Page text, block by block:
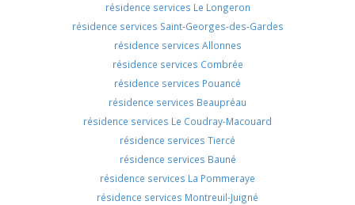
résidence services Le Longeron
résidence services Saint-Georges-des-Gardes
résidence services Allonnes
résidence services Combrée
résidence services Pouancé
résidence services Beaupréau
résidence services Le Coudray-Macouard
résidence services Tiercé
résidence services Bauné
résidence services La Pommeraye
résidence services Montreuil-Juigné